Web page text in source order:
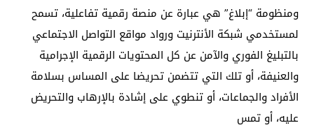
ومنظومة “إبلاغ” هي عبارة عن منصة رقمية تفاعلية، تسمح
لمستخدمي شبكة الأنترنيت ورواد مواقع التواصل الاجتماعي
بالتبليغ الفوري والآمن عن كل المحتويات الرقمية الإجرامية
والعنيفة، أو تلك التي تتضمن تحريضا على المساس بسلامة
الأفراد والجماعات، أو تنطوي على إشادة بالإرهاب والتحريض
عليه، أو تمس